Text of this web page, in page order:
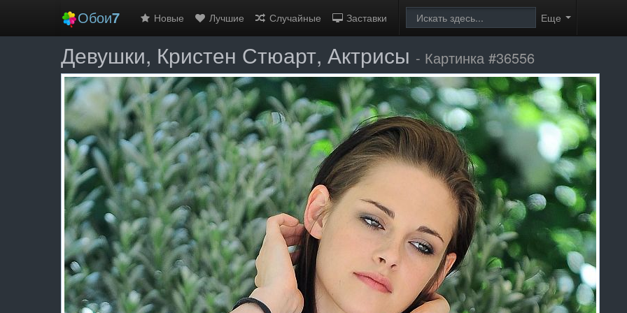
Обои7 Новые Лучшие Случайные Заставки Еще
Девушки, Кристен Стюарт, Актрисы - Картинка #36556